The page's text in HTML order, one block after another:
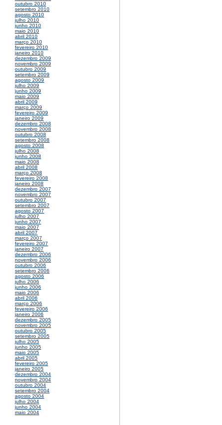
outubro 2010
setembro 2010
agosto 2010
julho 2010
junho 2010
maio 2010
abril 2010
março 2010
fevereiro 2010
janeiro 2010
dezembro 2009
novembro 2009
outubro 2009
setembro 2009
agosto 2009
julho 2009
junho 2009
maio 2009
abril 2009
março 2009
fevereiro 2009
janeiro 2009
dezembro 2008
novembro 2008
outubro 2008
setembro 2008
agosto 2008
julho 2008
junho 2008
maio 2008
abril 2008
março 2008
fevereiro 2008
janeiro 2008
dezembro 2007
novembro 2007
outubro 2007
setembro 2007
agosto 2007
julho 2007
junho 2007
maio 2007
abril 2007
março 2007
fevereiro 2007
janeiro 2007
dezembro 2006
novembro 2006
outubro 2006
setembro 2006
agosto 2006
julho 2006
junho 2006
maio 2006
abril 2006
março 2006
fevereiro 2006
janeiro 2006
dezembro 2005
novembro 2005
outubro 2005
setembro 2005
julho 2005
junho 2005
maio 2005
abril 2005
fevereiro 2005
janeiro 2005
dezembro 2004
novembro 2004
outubro 2004
setembro 2004
agosto 2004
julho 2004
junho 2004
maio 2004